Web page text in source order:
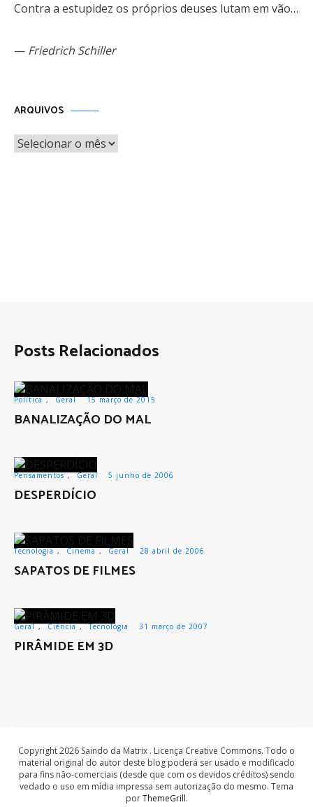
Contra a estupidez os próprios deuses lutam em vão…
— Friedrich Schiller
ARQUIVOS Arquivos
Posts Relacionados
Política , Geral 15 março de 2015
BANALIZAÇÃO DO MAL
Pensamentos , Geral 5 junho de 2006
DESPERDÍCIO
Tecnologia , Cinema , Geral 28 abril de 2006
SAPATOS DE FILMES
Geral , Ciência , Tecnologia 31 março de 2007
PIRÂMIDE EM 3D
Copyright 2026 Saindo da Matrix . Licença Creative Commons. Todo o
material original do autor deste blog poderá ser usado e modificado
para fins não-comerciais (desde que com os devidos créditos) sendo
vedado o uso em mídia impressa sem autorização do mesmo. Tema
porThemeGrill.